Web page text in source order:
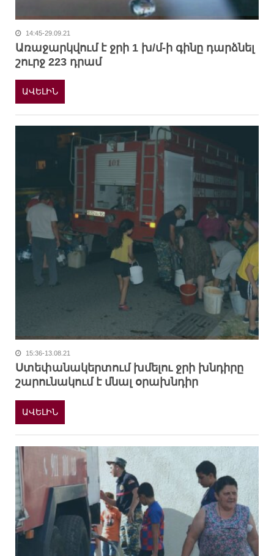
14:45-29.09.21
Առաջարկվում է ջրի 1 խ/մ-ի գինը դարձնել
շուրջ 223 դրամ
ԱՎԵԼԻՆ
15:36-13.08.21
Ստեփանակերտում խմելու ջրի խնդիրը
շարունակում է մնալ օրախնդիր
ԱՎԵԼԻՆ